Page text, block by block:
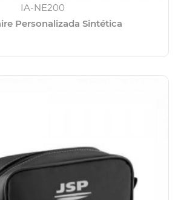
IA-NE200
Personalizada Sintética